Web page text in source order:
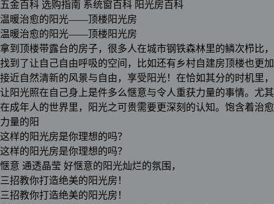
五金百科 选购指南 系统窗百科 阳光房百科
温暖治愈的阳光——顶楼阳光房
温暖治愈的阳光——顶楼阳光房
拿到顶楼带露台的房子，很多人在城市钢铁森林里的鳞次栉比，
找到了让自己自由呼吸的空间，比如还有乡村自建房顶楼也更加
接近自然清新的风景与自由，享受阳光！在恰如其分的时机里，
让阳光照在自己身上是件多么惬意与令人重获力量的事情。尤其
在成年人的世界里，阳光之可贵需要更深刻的认知。饱含着治愈
力量的阳
这样的阳光房是你理想的吗？
这样的阳光房是你理想的吗？
惬意 通透晶莹 好惬意的阳光灿烂的氛围，
三招教你打造绝美的阳光房！
三招教你打造绝美的阳光房！